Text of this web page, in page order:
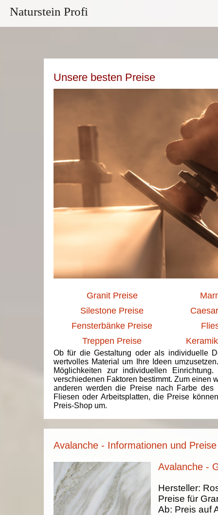
Naturstein Profi
Unsere besten Preise
Granit Preise
Silestone Preise
Fensterbänke Preise
Treppen Preise
Ob für die Gestaltung oder als individuelle
wertvolles Material um Ihre Ideen
Möglichkeiten zur individuellen
verschiedenen Faktoren bestimmt. Zum einen
anderen werden die Preise nach Farbe des
Fliesen oder Arbeitsplatten, die Preise
Preis-Shop um.
Avalanche - Informationen und Preise
Avalanche -
Hersteller:
Preise für
Ab: Preis auf